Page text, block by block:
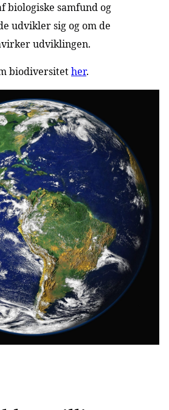
biologiske samfund og
udvikler sig og om de
udviklingen.
biodiversitether.